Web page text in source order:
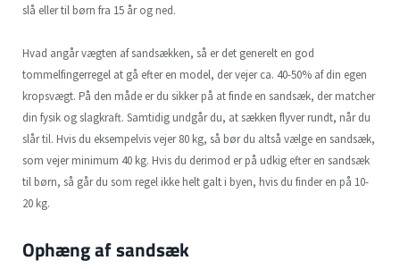
slå eller til børn fra 15 år og ned.
Hvad angår vægten af sandsækken, så er det generelt en god
tommelfingerregel at gå efter en model, der vejer ca. 40-50% af din egen
kropsvægt. På den måde er du sikker på at finde en sandsæk, der matcher
din fysik og slagkraft. Samtidig undgår du, at sækken flyver rundt, når du
slår til. Hvis du eksempelvis vejer 80 kg, så bør du altså vælge en sandsæk,
som vejer minimum 40 kg. Hvis du derimod er på udkig efter en sandsæk
til børn, så går du som regel ikke helt galt i byen, hvis du finder en på 10-
20 kg.
Ophæng af sandsæk